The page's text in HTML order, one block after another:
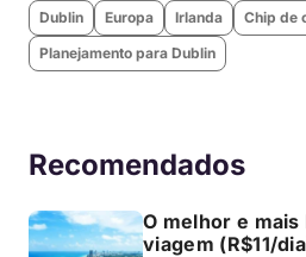
Dublin Europa Irlanda Chip de
Planejamento para Dublin
Recomendados
O melhor e
viagem (R$11/